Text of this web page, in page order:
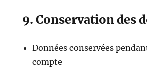
9. Conservation des
Données conservées
compte